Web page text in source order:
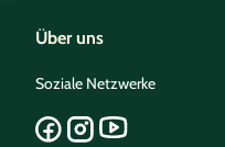
Über uns
Soziale Netzwerke